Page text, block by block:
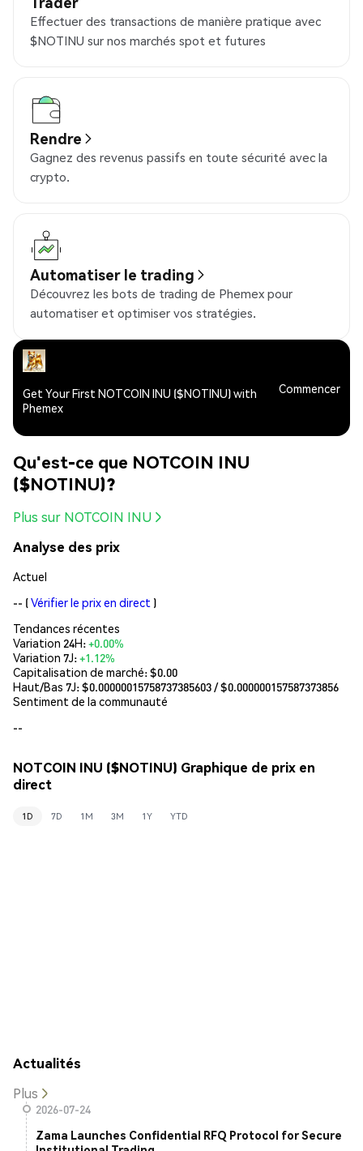
Effectuer des transactions de manière pratique avec
$NOTINU sur nos marchés spot et futures
Rendre
Gagnez des revenus passifs en toute sécurité avec la
crypto.
Automatiser le trading
Découvrez les bots de trading de Phemex pour
automatiser et optimiser vos stratégies.
Get Your First NOTCOIN INU ($NOTINU) with
Phemex
Commencer
Qu'est-ce que NOTCOIN INU
($NOTINU)?
Plus sur NOTCOIN INU
Analyse des prix
Actuel
-- (Vérifier le prix en direct )
Tendances récentes
Variation 24H:+0.00%
Variation 7J:+1.12%
Capitalisation de marché:$0.00
Haut/Bas 7J: $0.00000015758737385603/ $0.000000157587373856
Sentiment de la communauté
--
NOTCOIN INU ($NOTINU) Graphique de prix en
direct
1D 7D 1M 3M 1Y YTD
Actualités
Plus
2026-07-24
Zama Launches Confidential RFQ Protocol for Secure